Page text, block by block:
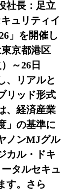
社長：足立
ュリティイ
」を開催し
東京都港区
～26日
、リアルと
リッド形式
、経済産業
」の基準に
ノンMJグル
カル・ドキ
タルセキュ
す。さら